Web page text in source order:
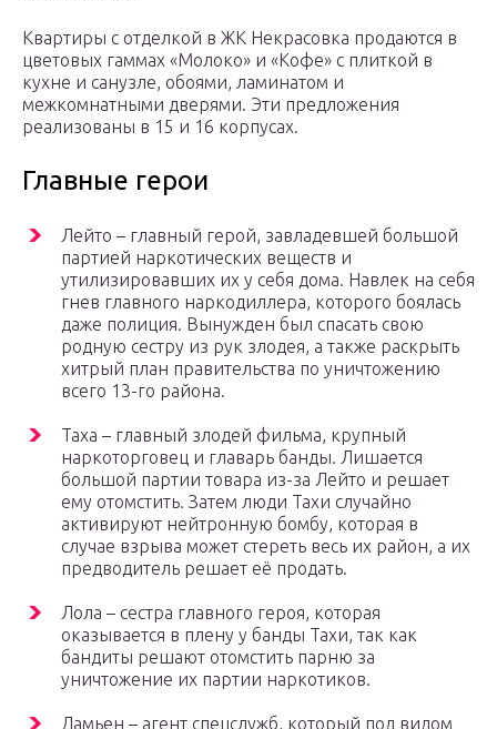
Квартиры с отделкой в ЖК Некрасовка продаются в
цветовых гаммах «Молоко» и «Кофе» с плиткой в
кухне и санузле, обоями, ламинатом и
межкомнатными дверями. Эти предложения
реализованы в 15 и 16 корпусах.
Главные герои
Лейто – главный герой, завладевшей большой
партией наркотических веществ и
утилизировавших их у себя дома. Навлек на себя
гнев главного наркодиллера, которого боялась
даже полиция. Вынужден был спасать свою
родную сестру из рук злодея, а также раскрыть
хитрый план правительства по уничтожению
всего 13-го района.
Таха – главный злодей фильма, крупный
наркоторговец и главарь банды. Лишается
большой партии товара из-за Лейто и решает
ему отомстить. Затем люди Тахи случайно
активируют нейтронную бомбу, которая в
случае взрыва может стереть весь их район, а их
предводитель решает её продать.
Лола – сестра главного героя, которая
оказывается в плену у банды Тахи, так как
бандиты решают отомстить парню за
уничтожение их партии наркотиков.
Дамьен – агент спецслужб, который под видом